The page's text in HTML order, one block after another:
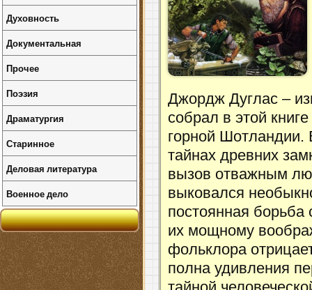
Джордж Дуглас –
собрал в этой
горной Шотландии.
тайнах древних
вызов отважным
выковался
постоянная борьба
их мощному
фольклора
полна удивления
Духовность
Документальная
Прочее
Поэзия
Драматургия
Старинное
Деловая литература
Военное дело